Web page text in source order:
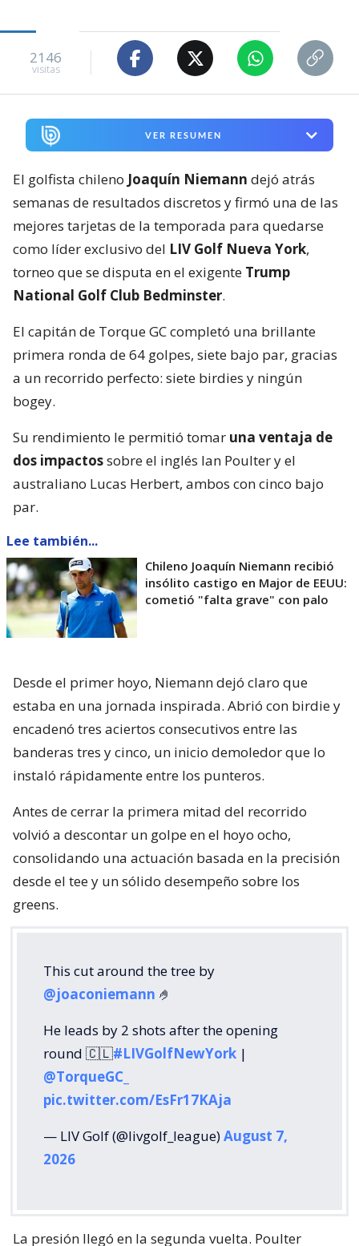
2146
visitas
VER RESUMEN
El golfista chileno Joaquín Niemann dejó atrás
semanas de resultados discretos y firmó una de las
mejores tarjetas de la temporada para quedarse
como líder exclusivo del LIV Golf Nueva York,
torneo que se disputa en el exigente Trump
National Golf Club Bedminster.
El capitán de Torque GC completó una brillante
primera ronda de 64 golpes, siete bajo par, gracias
a un recorrido perfecto: siete birdies y ningún
bogey.
Su rendimiento le permitió tomar una ventaja de
dos impactossobre el inglés Ian Poulter y el
australiano Lucas Herbert, ambos con cinco bajo
par.
Lee también...
Chileno Joaquín Niemann recibió
insólito castigo en Major de EEUU:
cometió "falta grave" con palo
Desde el primer hoyo, Niemann dejó claro que
estaba en una jornada inspirada. Abrió con birdie y
encadenó tres aciertos consecutivos entre las
banderas tres y cinco, un inicio demoledor que lo
instaló rápidamente entre los punteros.
Antes de cerrar la primera mitad del recorrido
volvió a descontar un golpe en el hoyo ocho,
consolidando una actuación basada en la precisión
desde el tee y un sólido desempeño sobre los
greens.
This cut around the tree by
@joaconiemann 🤌
He leads by 2 shots after the opening
round 🇨🇱#LIVGolfNewYork |
@TorqueGC_
pic.twitter.com/EsFr17KAja
— LIV Golf (@livgolf_league)August 7,
2026
La presión llegó en la segunda vuelta. Poulter